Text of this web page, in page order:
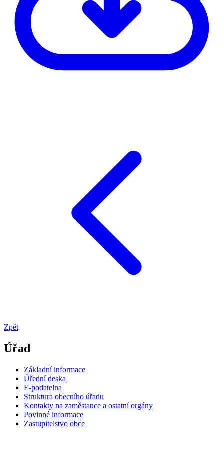
Zpět
Úřad
Základní informace
Úřední deska
E-podatelna
Struktura obecního úřadu
Kontakty na zaměstance a ostatní orgány
Povinné informace
Zastupitelstvo obce